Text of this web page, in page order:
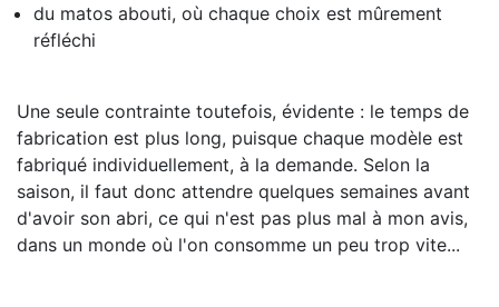
du matos abouti, où chaque choix est mûrement
réfléchi
Une seule contrainte toutefois, évidente : le temps de
fabrication est plus long, puisque chaque modèle est
fabriqué individuellement, à la demande. Selon la
saison, il faut donc attendre quelques semaines avant
d'avoir son abri, ce qui n'est pas plus mal à mon avis,
dans un monde où l'on consomme un peu trop vite...